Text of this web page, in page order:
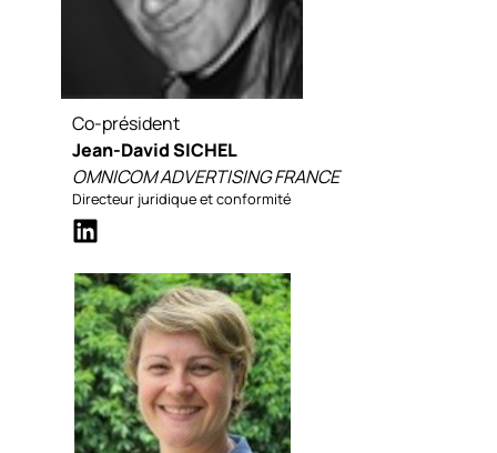
Co-président
Jean-David SICHEL
OMNICOM ADVERTISING FRANCE
Directeur juridique et conformité